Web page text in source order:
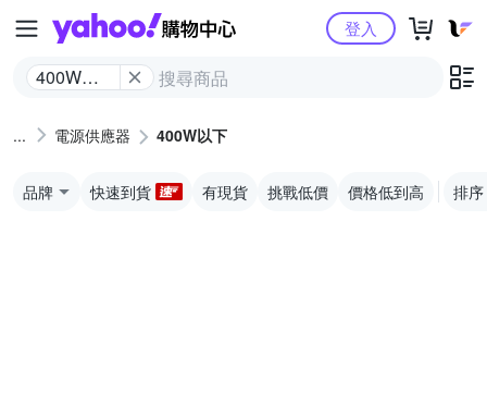
Yahoo購物中心
400W以
登入
電源供應器 400W以下
品牌 快速到貨 有現貨 挑戰低價 價格低到高 排序